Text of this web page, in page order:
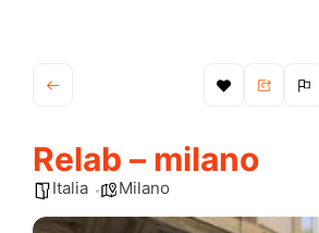
Relab – milano
Italia Milano